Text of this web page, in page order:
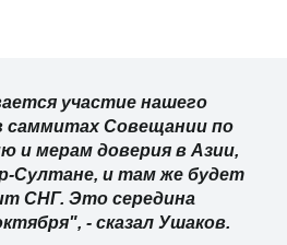
участие нашего
саммитах Совещании по
и мерам доверия в Азии,
Cултане, и там же будет
СНГ. Это середина
- сказал Ушаков.